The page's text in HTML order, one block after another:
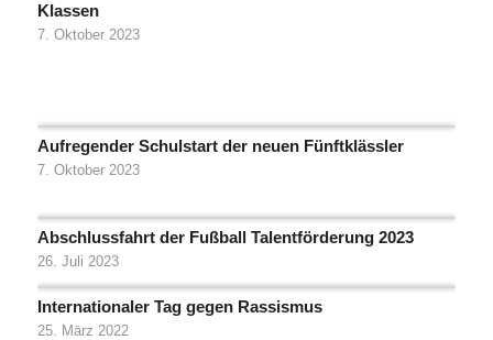
Klassen
7. Oktober 2023
Aufregender Schulstart der neuen Fünftklässler
7. Oktober 2023
Abschlussfahrt der Fußball Talentförderung 2023
26. Juli 2023
Internationaler Tag gegen Rassismus
25. März 2022